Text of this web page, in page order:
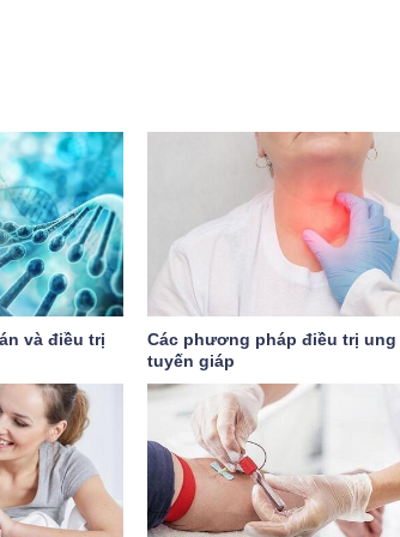
và điều trị
Các phương pháp điều trị
tuyến giáp